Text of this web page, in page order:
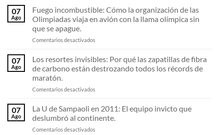
tetracampeonato
la
Cómo
cruzados
dominaron
una
del
chileno.
07
Ago
Fuego incombustible: Cómo la organización de las
Olimpiadas viaja en avión con la llama olímpica sin
que se apague.
Comentarios desactivados
incombustible:
la
de
Olimpiadas
en
avión
07
Ago
Los resortes invisibles: Por qué las zapatillas de fibra
de carbono están destrozando todos los récords de
maratón.
Comentarios desactivados
resortes
Por
qué
07
Ago
La U de Sampaoli en 2011: El equipo invicto que
deslumbró al continente.
Comentarios desactivados